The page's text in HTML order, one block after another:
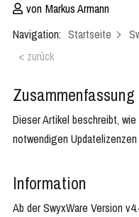
von Markus Armann
Navigation: Startseite
< zurück
Zusammenfassung
Dieser Artikel beschreibt,
notwendigen
Information
Ab der SwyxWare Version